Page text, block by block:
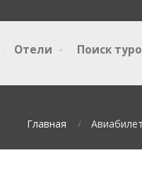
Отели Поиск
Главная